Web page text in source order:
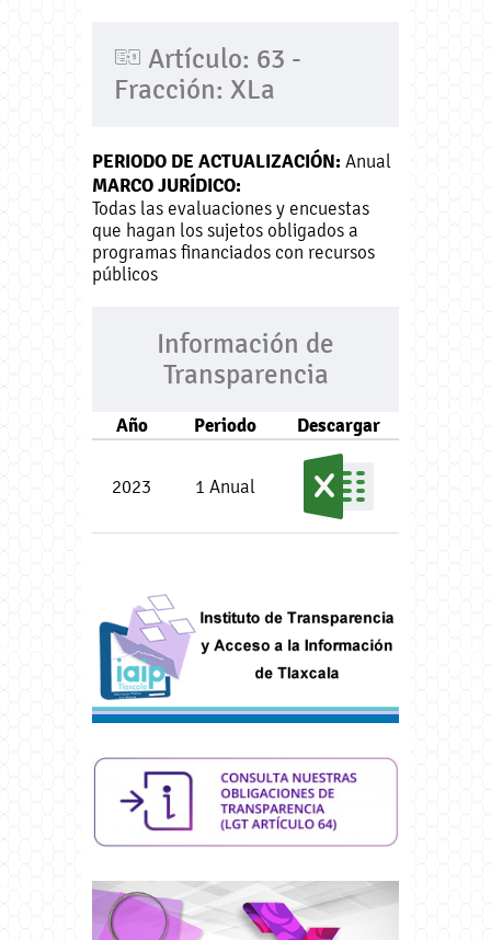
Artículo: 63 -
Fracción: XLa
PERIODO DE ACTUALIZACIÓN: Anual
MARCO JURÍDICO:
Todas las evaluaciones y encuestas
que hagan los sujetos obligados a
programas financiados con recursos
públicos
Información de
Transparencia
Año Periodo Descargar
2023 1 Anual